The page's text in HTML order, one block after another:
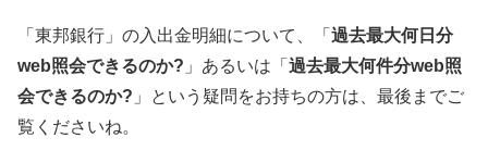
「東邦銀行」の入出金明細について、「 過去最大何日分
web照会できるのか? 」あるいは「 過去最大何件分web照
会できるのか? 」という疑問をお持ちの方は、最後までご
覧くださいね。